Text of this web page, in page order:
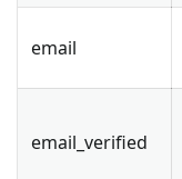
email
email_verified